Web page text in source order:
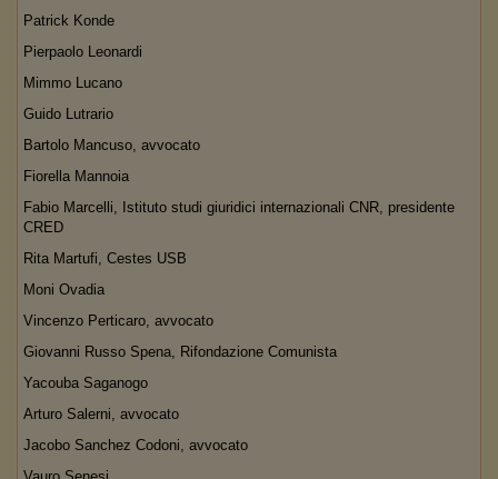
Patrick Konde
Pierpaolo Leonardi
Mimmo Lucano
Guido Lutrario
Bartolo Mancuso, avvocato
Fiorella Mannoia
Fabio Marcelli, Istituto studi giuridici internazionali CNR, presidente
CRED
Rita Martufi, Cestes USB
Moni Ovadia
Vincenzo Perticaro, avvocato
Giovanni Russo Spena, Rifondazione Comunista
Yacouba Saganogo
Arturo Salerni, avvocato
Jacobo Sanchez Codoni, avvocato